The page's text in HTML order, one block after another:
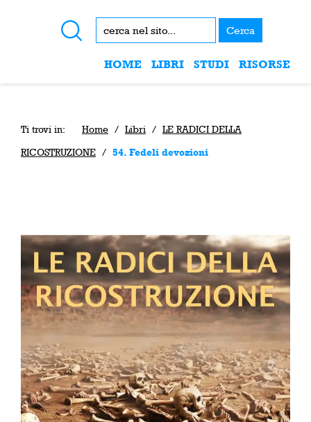
Cerca
HOME LIBRI STUDI RISORSE
Ti trovi in: Home / Libri / LE RADICI DELLA
RICOSTRUZIONE / 54. Fedeli devozioni